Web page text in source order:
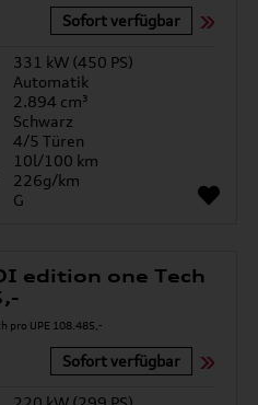
Sofort verfügbar
331 kW (450 PS)
Automatik
2.894 cm³
Schwarz
4/5 Türen
10l/100 km
226g/km
G
edition one Tech
Sofort verfügbar